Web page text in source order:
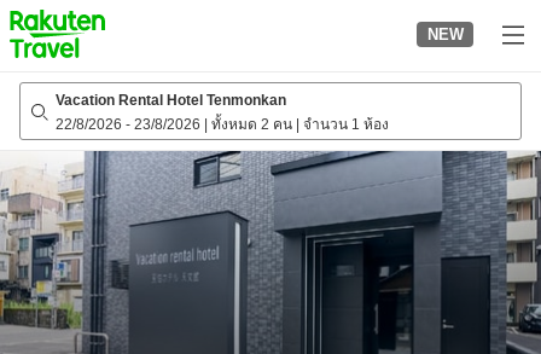
to
top
page
NEW
Vacation Rental Hotel Tenmonkan
22/8/2026 - 23/8/2026 ทั้งหมด 2 คน จำนวน 1 ห้อง